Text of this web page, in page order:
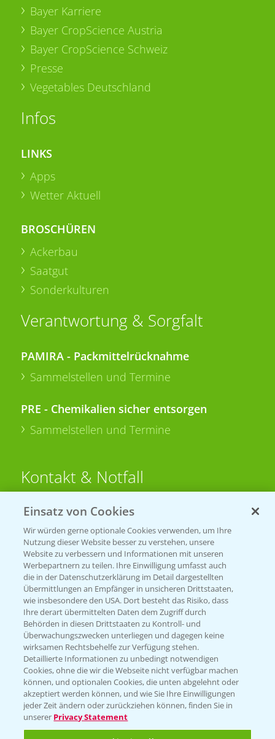
Bayer Karriere
Bayer CropScience Austria
Bayer CropScience Schweiz
Presse
Vegetables Deutschland
Infos
LINKS
Apps
Wetter Aktuell
BROSCHÜREN
Ackerbau
Saatgut
Sonderkulturen
Verantwortung & Sorgfalt
PAMIRA - Packmittelrücknahme
Sammelstellen und Termine
PRE - Chemikalien sicher entsorgen
Sammelstellen und Termine
Kontakt & Notfall
Beratung auf WhatsApp
T.+49 (0)174 346 564 1
KONTAKT
Hilfe in Notfällen
T.+49 (0)214/30-20220
Folgen Sie uns
Einsatz von Cookies
Wir würden gerne optionale Cookies verwenden, um Ihre
Nutzung dieser Website besser zu verstehen, unsere
Website zu verbessern und Informationen mit unseren
Werbepartnern zu teilen. Ihre Einwilligung umfasst auch
die in der Datenschutzerklärung im Detail dargestellten
Übermittlungen an Empfänger in unsicheren Drittstaaten,
wie insbesondere den USA. Dort besteht das Risiko, dass
Ihre derart übermittelten Daten dem Zugriff durch
Behörden in diesen Drittstaaten zu Kontroll- und
Überwachungszwecken unterliegen und dagegen keine
wirksamen Rechtsbehelfe zur Verfügung stehen.
Detaillierte Informationen zu unbedingt notwendigen
Cookies, ohne die wir die Webseite nicht verfügbar machen
können, und optionalen Cookies, die unten abgelehnt oder
akzeptiert werden können, und wie Sie Ihre Einwilligungen
jeder Zeit ändern oder zurückziehen können, finden Sie in
unserer Privacy Statement